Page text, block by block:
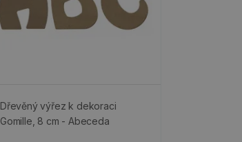
Dřevěný výřez k dekoraci
Gomille, 8 cm - Abeceda